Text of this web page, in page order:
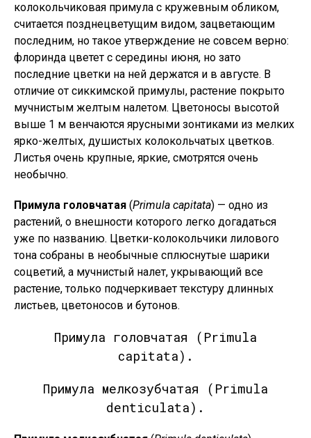
колокольчиковая примула с кружевным обликом,
считается позднецветущим видом, зацветающим
последним, но такое утверждение не совсем верно:
флоринда цветет с середины июня, но зато
последние цветки на ней держатся и в августе. В
отличие от сиккимской примулы, растение покрыто
мучнистым желтым налетом. Цветоносы высотой
выше 1 м венчаются ярусными зонтиками из мелких
ярко-желтых, душистых колокольчатых цветков.
Листья очень крупные, яркие, смотрятся очень
необычно.
Примула головчатая (Primula capitata) — одно из
растений, о внешности которого легко догадаться
уже по названию. Цветки-колокольчики лилового
тона собраны в необычные сплюснутые шарики
соцветий, а мучнистый налет, укрывающий все
растение, только подчеркивает текстуру длинных
листьев, цветоносов и бутонов.
Примула головчатая (Primula
capitata).
Примула мелкозубчатая (Primula
denticulata).